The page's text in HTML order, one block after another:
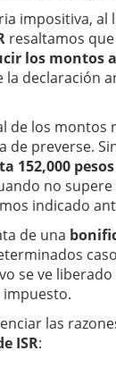
impositiva, al
resaltamos
los montos
la declaración
de los montos
de preverse.
152,000
no
indicado
de una
se ve
las
ISR: